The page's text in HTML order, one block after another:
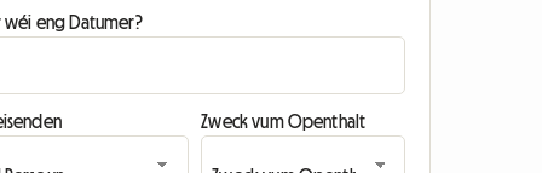
wéi eng Datumer?
Zweck vum Openthalt